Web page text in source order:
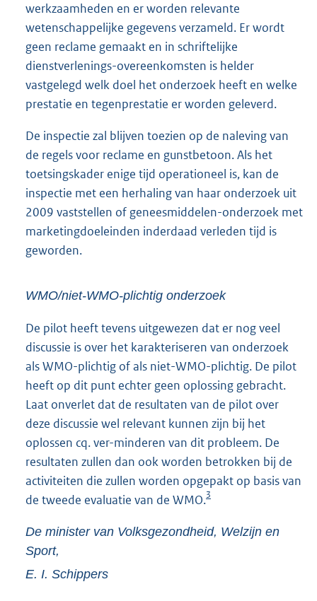
werkzaamheden en er worden relevante
wetenschappelijke gegevens verzameld. Er wordt
geen reclame gemaakt en in schriftelijke
dienstverlenings-overeenkomsten is helder
vastgelegd welk doel het onderzoek heeft en welke
prestatie en tegenprestatie er worden geleverd.
De inspectie zal blijven toezien op de naleving van
de regels voor reclame en gunstbetoon. Als het
toetsingskader enige tijd operationeel is, kan de
inspectie met een herhaling van haar onderzoek uit
2009 vaststellen of geneesmiddelen-onderzoek met
marketingdoeleinden inderdaad verleden tijd is
geworden.
WMO/niet-WMO-plichtig onderzoek
De pilot heeft tevens uitgewezen dat er nog veel
discussie is over het karakteriseren van onderzoek
als WMO-plichtig of als niet-WMO-plichtig. De pilot
heeft op dit punt echter geen oplossing gebracht.
Laat onverlet dat de resultaten van de pilot over
deze discussie wel relevant kunnen zijn bij het
oplossen cq. ver-minderen van dit probleem. De
resultaten zullen dan ook worden betrokken bij de
activiteiten die zullen worden opgepakt op basis van
de tweede evaluatie van de WMO.3
De minister van Volksgezondheid, Welzijn en
Sport,
E. I. Schippers